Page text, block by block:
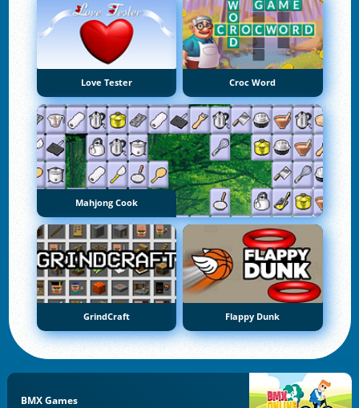
Love Tester Croc Word
Mahjong Cook
GrindCraft Flappy Dunk
BMX Games